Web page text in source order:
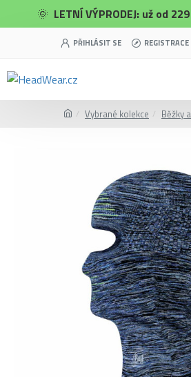
🌞 LETNÍ VÝPRODEJ: už od
PŘIHLÁSIT SE REGISTRACE
Vybrané kolekce Běžky